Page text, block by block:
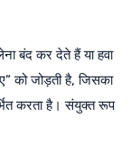
बंद कर देते हैं या हवा
को जोड़ती है, जिसका
करता है। संयुक्त रूप